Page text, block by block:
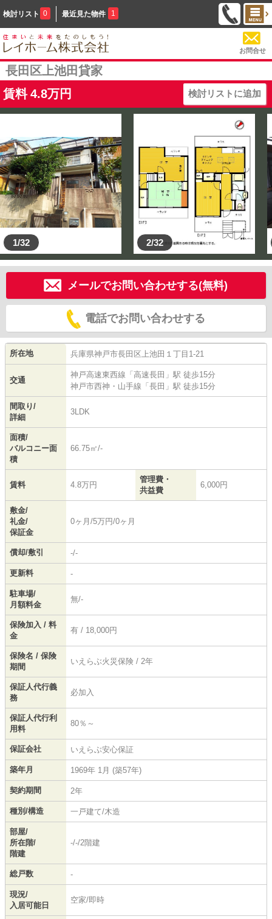
検討リスト 0 最近見た物件 1
お問合せ
長田区上池田貸家
賃料 4.8万円 検討リストに追加
1/32 2/32
メールでお問い合わせする(無料)
電話でお問い合わせする
所在地 兵庫県神戸市長田区 上池田 １丁目1-21
交通
神戸高速東西線 「 高速長田 」駅 徒歩15分
神戸市西神・山手線 「 長田 」駅 徒歩15分
間取り/
詳細
3LDK
面積/
バルコニー面
積
66.75㎡/-
賃料 4.8万円
管理費・
共益費
6,000円
敷金/
礼金/
保証金
0ヶ月/5万円/0ヶ月
償却/敷引 -/-
更新料 -
駐車場/
月額料金
無/-
保険加入 / 料
金
有 / 18,000円
保険名 / 保険
期間
いえらぶ火災保険 / 2年
保証人代行義
務
必加入
保証人代行利
用料
80％～
保証会社 いえらぶ安心保証
築年月 1969年 1月 (築57年)
契約期間 2年
種別/構造 一戸建て/木造
部屋/
所在階/
階建
-/-/2階建
総戸数 -
現況/
入居可能日
空家/即時